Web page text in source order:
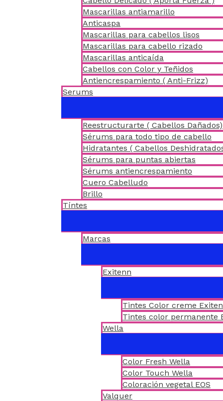
Mascarillas antiamarillo
Anticaspa
Mascarillas para cabellos lisos
Mascarillas para cabello rizado
Mascarillas anticaída
Cabellos con Color y Teñidos
Antiencrespamiento ( Anti-Frizz)
Serums
Reestructurarte ( Cabellos Dañados)
Sérums para todo tipo de cabello
Hidratantes ( Cabellos
Sérums para puntas abiertas
Sérums antiencrespamiento
Cuero Cabelludo
Brillo
Tíntes
Marcas
Exitenn
Tintes Color creme
Tintes color permanente
Wella
Color Fresh Wella
Color Touch Wella
Coloración vegetal EOS
Valquer